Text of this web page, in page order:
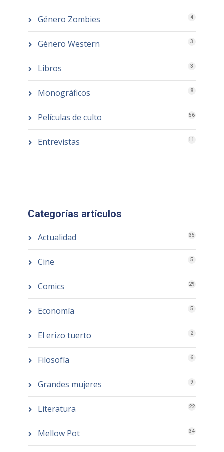
Género Zombies 4
Género Western 3
Libros 3
Monográficos 8
Películas de culto 56
Entrevistas 11
Categorías artículos
Actualidad 35
Cine 5
Comics 29
Economía 5
El erizo tuerto 2
Filosofía 6
Grandes mujeres 9
Literatura 22
Mellow Pot 34